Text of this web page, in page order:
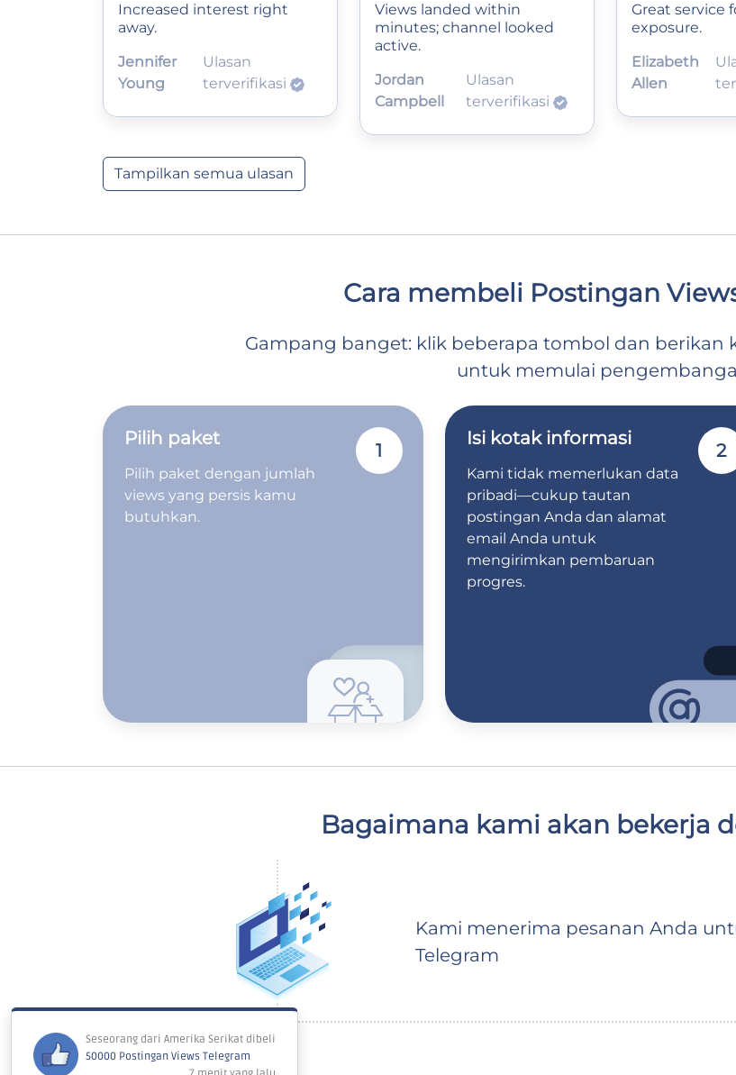
Increased interest right
away.
Jennifer
Young
Ulasan
terverifikasi
Views landed within
minutes; channel looked
active.
Jordan
Campbell
Ulasan
terverifikasi
Great service
exposure.
Elizabeth
Allen
Tampilkan semua ulasan
Cara membeli Postingan
Gampang banget: klik beberapa tombol dan berikan
untuk memulai
Pilih paket
Pilih paket dengan jumlah
views yang persis kamu
butuhkan.
1
Isi kotak informasi
Kami tidak memerlukan data
pribadi—cukup tautan
postingan Anda dan alamat
email Anda untuk
mengirimkan pembaruan
progres.
2
Bagaimana kami akan bekerja
Kami menerima pesanan Anda
Telegram